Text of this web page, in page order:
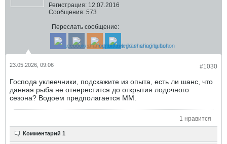
Регистрация: 12.07.2016
Сообщения: 573
Переслать сообщение:
#1030
23.05.2026, 09:06
Господа уклеечники, подскажите из опыта, есть ли шанс, что
данная рыба не отнерестится до открытия лодочного
сезона? Водоем предполагается ММ.
1 нравится
Комментарий 1